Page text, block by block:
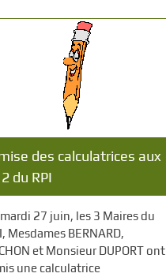
des calculatrices aux
du RPI
mardi 27 juin, les 3 Maires du
Mesdames BERNARD,
et Monsieur DUPORT ont
une calculatrice